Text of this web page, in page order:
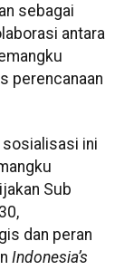
sebagai
antara
perencanaan
sosialisasi ini
Sub
dan peran
Indonesia’s